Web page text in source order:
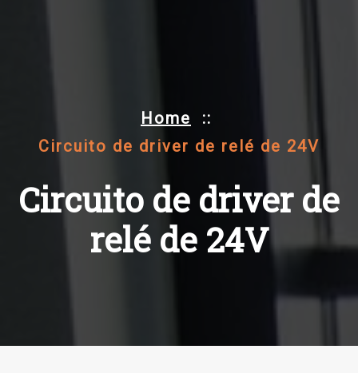
Home ::
Circuito de driver de relé de 24V
Circuito de driver de
relé de 24V